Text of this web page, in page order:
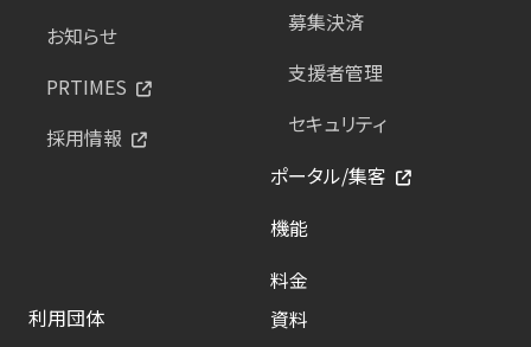
お知らせ
PRTIMES
採用情報
募集決済
支援者管理
セキュリティ
ポータル/集客
機能
料金
利用団体
資料